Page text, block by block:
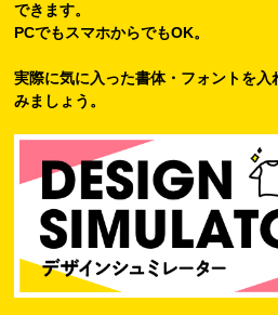
できます。
PCでもスマホからでもOK。
実際に気に入った書体・フォントを
みましょう。